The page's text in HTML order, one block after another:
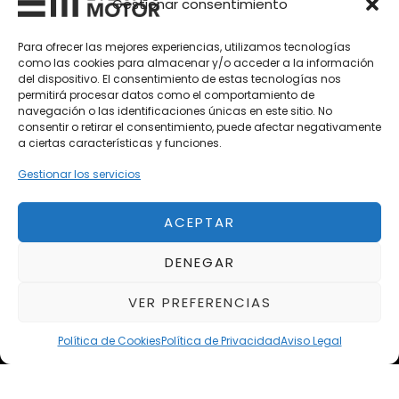
Gestionar consentimiento
Para ofrecer las mejores experiencias, utilizamos tecnologías
como las cookies para almacenar y/o acceder a la información
del dispositivo. El consentimiento de estas tecnologías nos
permitirá procesar datos como el comportamiento de
navegación o las identificaciones únicas en este sitio. No
consentir o retirar el consentimiento, puede afectar negativamente
a ciertas características y funciones.
Gestionar los servicios
ACEPTAR
DENEGAR
VER PREFERENCIAS
Política de CookiesPolítica de PrivacidadAviso Legal
Vehículos de Ocasión
Próximos
Eclipse by SELECTO
Del 12/08/2026 al 12/08/2026
Del 02/10/2026 al 05/10/2026
Del 02/10/2026 al 05/10/2026